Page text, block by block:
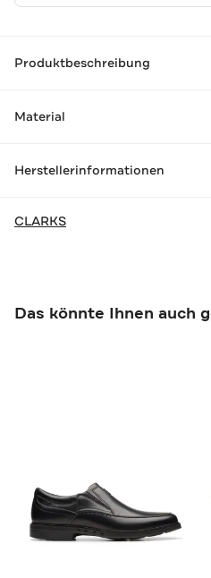
Produktbeschreibung
Material
Herstellerinformationen
CLARKS
Das könnte Ihnen auch